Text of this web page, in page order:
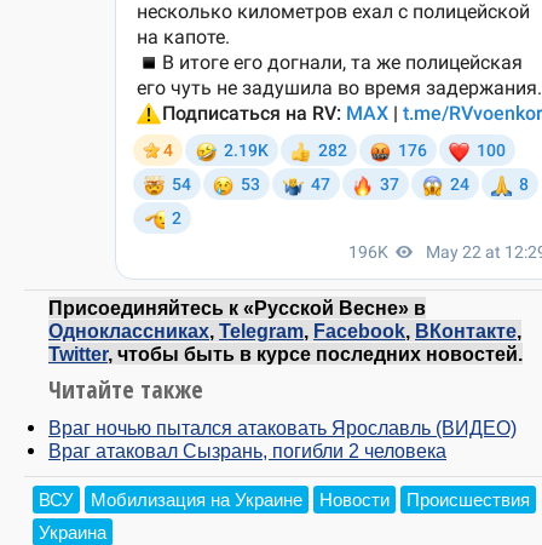
Присоединяйтесь к «Русской Весне» в
Одноклассниках, Telegram, Facebook, ВКонтакте,
Twitter, чтобы быть в курсе последних новостей.
Читайте также
Враг ночью пытался атаковать Ярославль (ВИДЕО)
Враг атаковал Сызрань, погибли 2 человека
ВСУ Мобилизация на Украине Новости
Происшествия
Украина